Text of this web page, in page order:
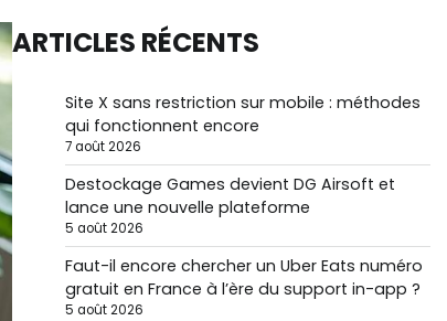
ARTICLES RÉCENTS
Site X sans restriction sur mobile : méthodes
qui fonctionnent encore
7 août 2026
Destockage Games devient DG Airsoft et
lance une nouvelle plateforme
5 août 2026
Faut-il encore chercher un Uber Eats numéro
gratuit en France à l’ère du support in-app ?
5 août 2026